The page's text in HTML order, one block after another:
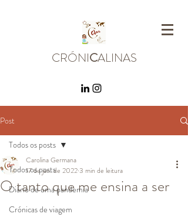
CRÓNICALINAS
Post
Todos os posts
Diário de uma pandemia
Crónicas de viagem
Todos os posts
O tanto que me ensina a ser
Carolina Germana
17 de jan. de 20223 min de leitura